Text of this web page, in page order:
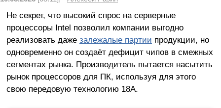
Не секрет, что высокий спрос на серверные
процессоры Intel позволил компании выгодно
реализовать даже залежалые партии продукции, но
одновременно он создаёт дефицит чипов в смежных
сегментах рынка. Производитель пытается насытить
рынок процессоров для ПК, используя для этого
свою передовую технологию 18A.